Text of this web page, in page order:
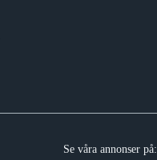
Se våra annonser på: